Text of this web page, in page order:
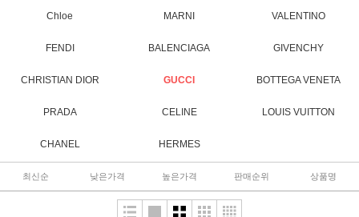
Chloe MARNI VALENTINO
FENDI BALENCIAGA GIVENCHY
CHRISTIAN DIOR GUCCI BOTTEGA VENETA
PRADA CELINE LOUIS VUITTON
CHANEL HERMES
최신순 낮은가격 높은가격 판매순위 상품명